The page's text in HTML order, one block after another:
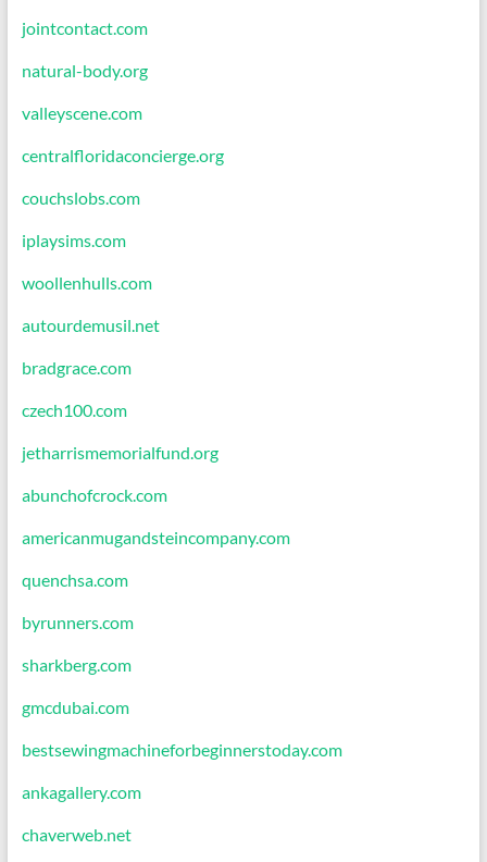
jointcontact.com
natural-body.org
valleyscene.com
centralfloridaconcierge.org
couchslobs.com
iplaysims.com
woollenhulls.com
autourdemusil.net
bradgrace.com
czech100.com
jetharrismemorialfund.org
abunchofcrock.com
americanmugandsteincompany.com
quenchsa.com
byrunners.com
sharkberg.com
gmcdubai.com
bestsewingmachineforbeginnerstoday.com
ankagallery.com
chaverweb.net